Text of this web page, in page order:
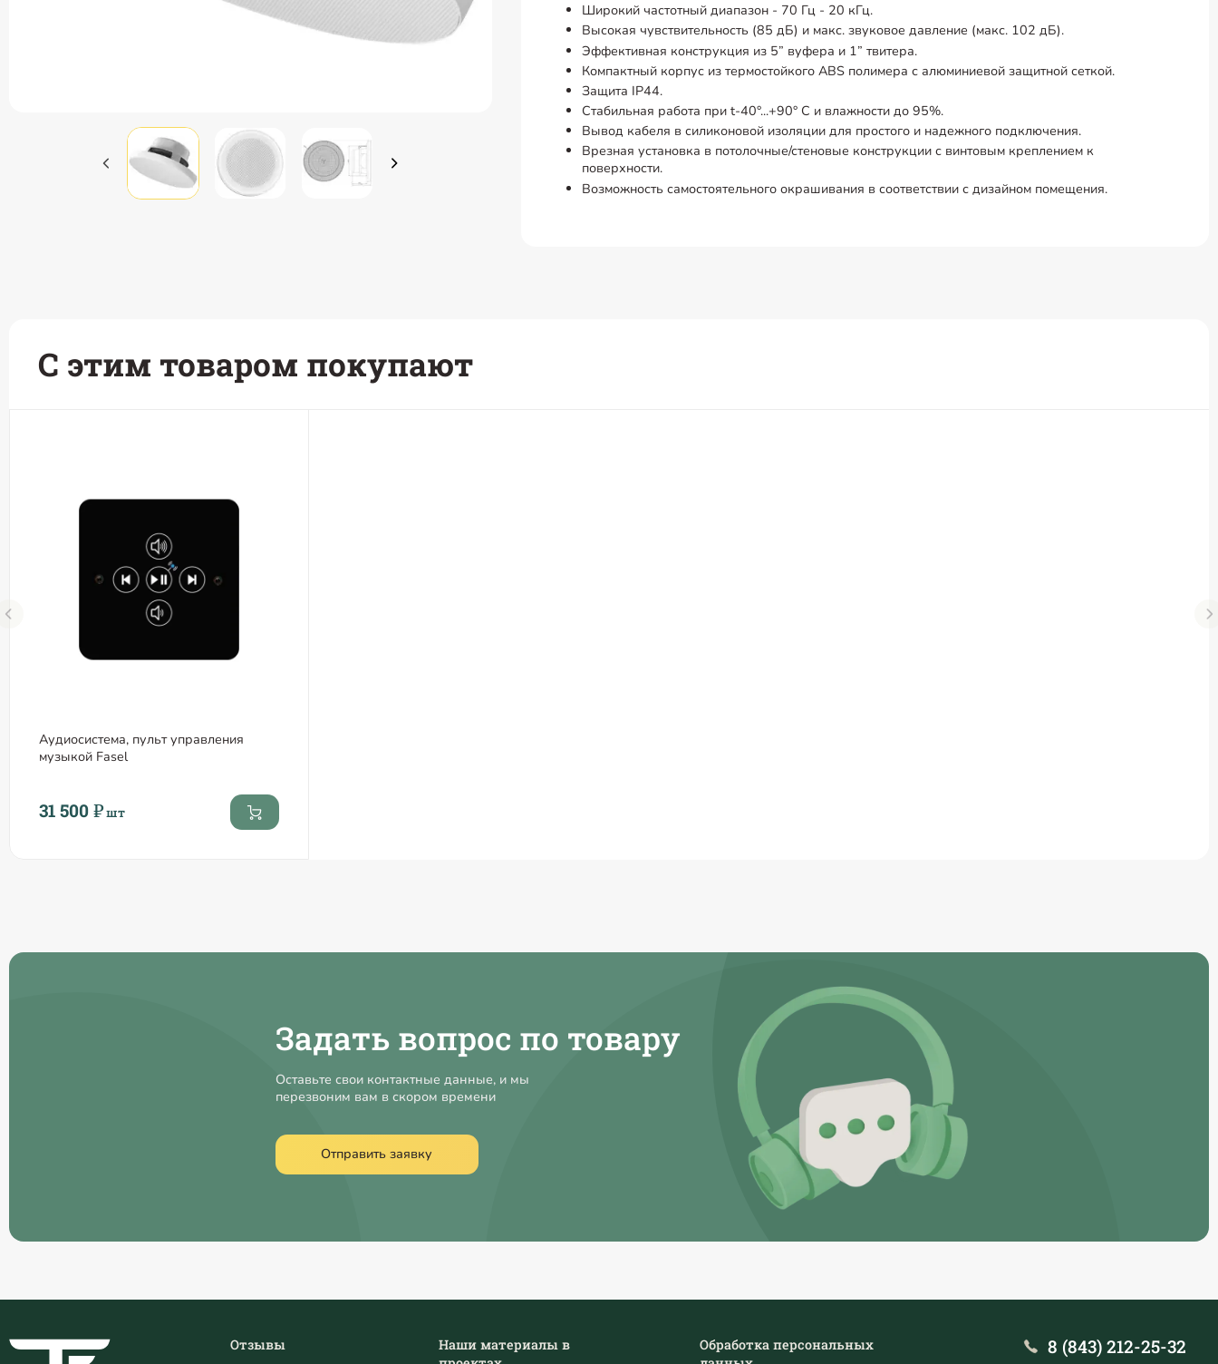
Широкий частотный диапазон - 70 Гц - 20 кГц.
Высокая чувствительность (85 дБ) и макс. звуковое давление (макс. 102 дБ).
Эффективная конструкция из 5” вуфера и 1” твитера.
Компактный корпус из термостойкого ABS полимера с алюминиевой защитной сеткой.
Защита IP44.
Стабильная работа при t-40°...+90° C и влажности до 95%.
Вывод кабеля в силиконовой изоляции для простого и надежного подключения.
Врезная установка в потолочные/стеновые конструкции с винтовым креплением к
поверхности.
Возможность самостоятельного окрашивания в соответствии с дизайном помещения.
С этим товаром покупают
Аудиосистема, пульт управления
музыкой Fasel
31 500 ₽шт
Задать вопрос по товару
Оставьте свои контактные данные, и мы
перезвоним вам в скором времени
Отправить заявку
Отзывы
Наши материалы в
Обработка персональных
8 (843) 212-25-32